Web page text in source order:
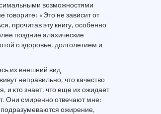
возможностями
говорите: «Это не зависит от
прочитав эту книгу, особенно
поздние алахические
о здоровье, долголетием и
их внешний вид
неправильно, что качество
и кто знает, что еще их ожидает
Они смиренно отвечают мне:
ожирение,